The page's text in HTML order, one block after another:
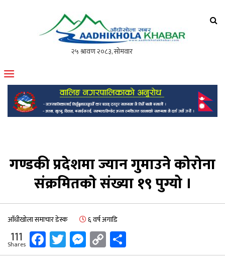
मोफसलकै लोकप्रिय अनलाइन पत्रिका
गण्डकी प्रदेशमा ज्यान गुमाउने कोरोना
संक्रमितकाे संख्या १९ पुग्यो ।
आँधीखोला समाचार डेस्क ६ वर्ष अगाडि
111
Shares Facebook
Twitter
Messenger
Copy
Link